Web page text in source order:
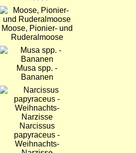
Bild
Moose, Pionier- und
Ruderalmoose
Bild
Musa spp. -
Bananen
Bild
Narcissus
papyraceus -
Weihnachts-